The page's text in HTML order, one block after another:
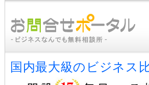
国内最大級のビジネス